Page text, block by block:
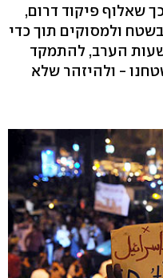
שאלוף פיקוד דרום,
ולמסוקים תוך כדי
הערב, להתמקד
- ולהיזהר שלא